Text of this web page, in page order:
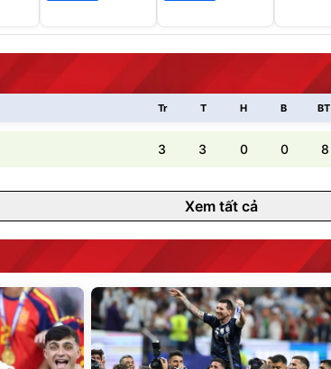
Tr T H B BT
3 3 0 0 8
Xem tất cả